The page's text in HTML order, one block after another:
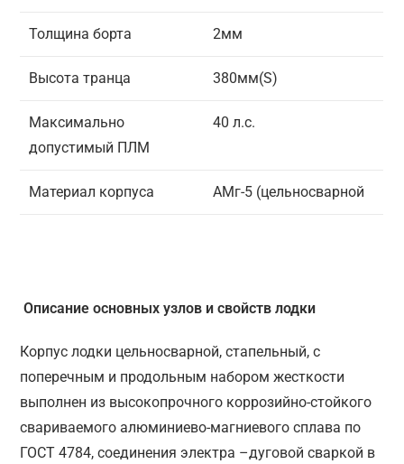
Толщина борта 2мм
Высота транца 380мм(S)
Максимально
допустимый ПЛМ
40 л.с.
Материал корпуса АМг-5 (цельносварной
Описание основных узлов и свойств лодки
Корпус лодки цельносварной, стапельный, с
поперечным и продольным набором жесткости
выполнен из высокопрочного коррозийно-стойкого
свариваемого алюминиево-магниевого сплава по
ГОСТ 4784, соединения электра –дуговой сваркой в